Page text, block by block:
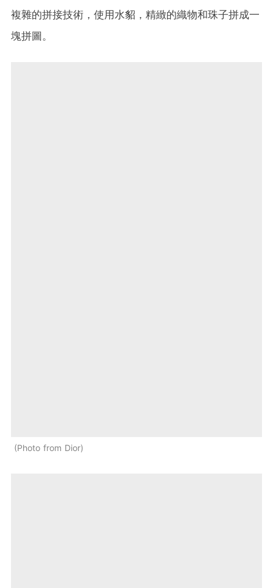
複雜的拼接技術，使用水貂，精緻的織物和珠子拼成一
塊拼圖。
Photo from Dior